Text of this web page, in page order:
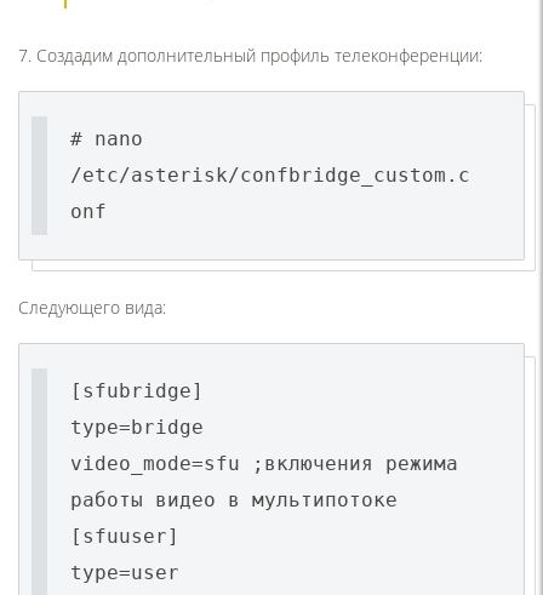
7. Создадим дополнительный профиль телеконференции:
# nano
/etc/asterisk/confbridge_custom.c
onf
Следующего вида:
[sfubridge]
type=bridge
video_mode=sfu ;включения режима
работы видео в мультипотоке
[sfuuser]
type=user